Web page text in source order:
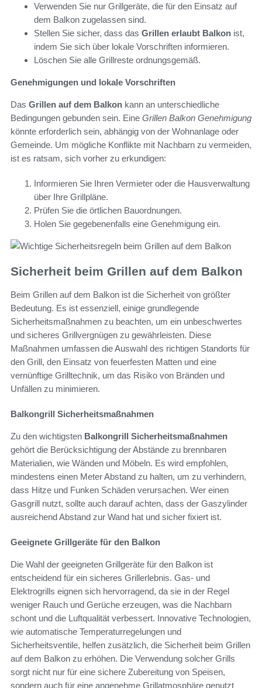
Verwenden Sie nur Grillgeräte, die für den Einsatz auf
dem Balkon zugelassen sind.
Stellen Sie sicher, dass das Grillen erlaubt Balkon ist,
indem Sie sich über lokale Vorschriften informieren.
Löschen Sie alle Grillreste ordnungsgemäß.
Genehmigungen und lokale Vorschriften
Das Grillen auf dem Balkon kann an unterschiedliche
Bedingungen gebunden sein. Eine Grillen Balkon Genehmigung
könnte erforderlich sein, abhängig von der Wohnanlage oder
Gemeinde. Um mögliche Konflikte mit Nachbarn zu vermeiden,
ist es ratsam, sich vorher zu erkundigen:
Informieren Sie Ihren Vermieter oder die Hausverwaltung
über Ihre Grillpläne.
Prüfen Sie die örtlichen Bauordnungen.
Holen Sie gegebenenfalls eine Genehmigung ein.
Sicherheit beim Grillen auf dem Balkon
Beim Grillen auf dem Balkon ist die Sicherheit von größter
Bedeutung. Es ist essenziell, einige grundlegende
Sicherheitsmaßnahmen zu beachten, um ein unbeschwertes
und sicheres Grillvergnügen zu gewährleisten. Diese
Maßnahmen umfassen die Auswahl des richtigen Standorts für
den Grill, den Einsatz von feuerfesten Matten und eine
vernünftige Grilltechnik, um das Risiko von Bränden und
Unfällen zu minimieren.
Balkongrill Sicherheitsmaßnahmen
Zu den wichtigsten Balkongrill Sicherheitsmaßnahmen
gehört die Berücksichtigung der Abstände zu brennbaren
Materialien, wie Wänden und Möbeln. Es wird empfohlen,
mindestens einen Meter Abstand zu halten, um zu verhindern,
dass Hitze und Funken Schäden verursachen. Wer einen
Gasgrill nutzt, sollte auch darauf achten, dass der Gaszylinder
ausreichend Abstand zur Wand hat und sicher fixiert ist.
Geeignete Grillgeräte für den Balkon
Die Wahl der geeigneten Grillgeräte für den Balkon ist
entscheidend für ein sicheres Grillerlebnis. Gas- und
Elektrogrills eignen sich hervorragend, da sie in der Regel
weniger Rauch und Gerüche erzeugen, was die Nachbarn
schont und die Luftqualität verbessert. Innovative Technologien,
wie automatische Temperaturregelungen und
Sicherheitsventile, helfen zusätzlich, die Sicherheit beim Grillen
auf dem Balkon zu erhöhen. Die Verwendung solcher Grills
sorgt nicht nur für eine sichere Zubereitung von Speisen,
sondern auch für eine angenehme Grillatmosphäre genutzt